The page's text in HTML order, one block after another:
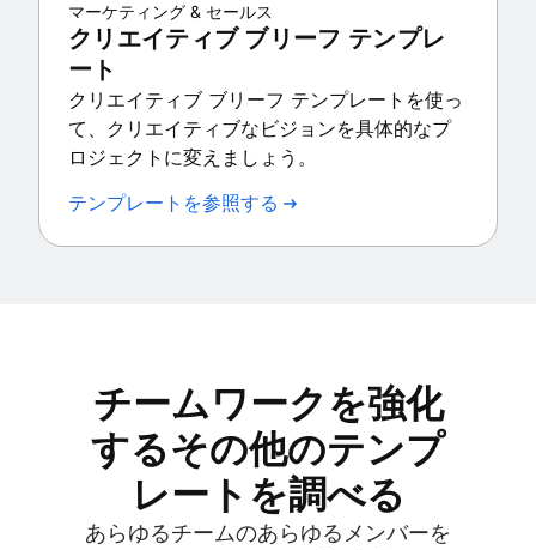
マーケティング & セールス
クリエイティブ ブリーフ テンプレ
ート
クリエイティブ ブリーフ テンプレートを使っ
て、クリエイティブなビジョンを具体的なプ
ロジェクトに変えましょう。
テンプレートを参照する
チームワークを強化
するその他のテンプ
レートを調べる
あらゆるチームのあらゆるメンバーを